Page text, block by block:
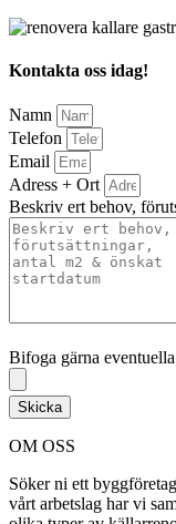
Kontakta oss idag!
Namn
Telefon
Email
Adress + Ort
Beskriv ert behov,
Bifoga gärna
Skicka
OM OSS
Söker ni ett
vårt arbetslag har vi